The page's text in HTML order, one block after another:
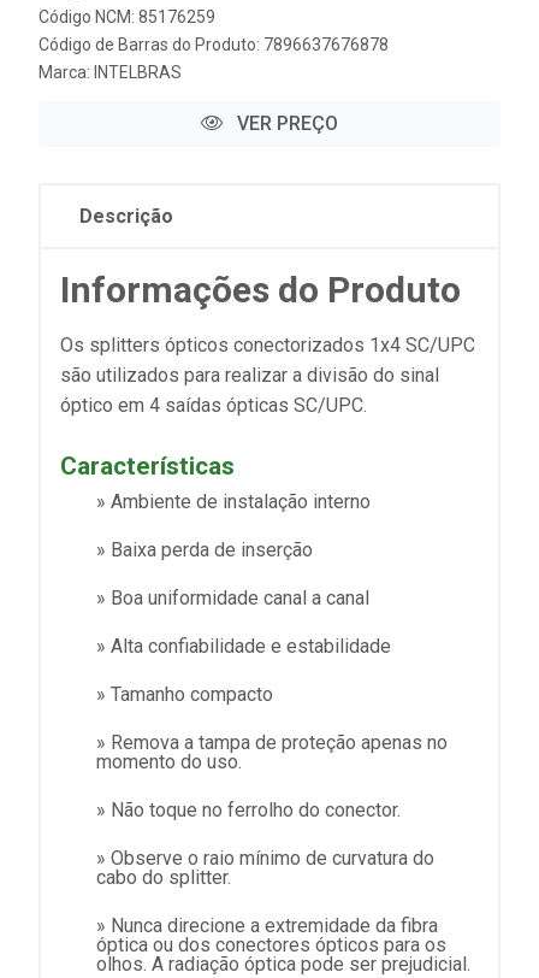
Código NCM: 85176259
Código de Barras do Produto: 7896637676878
Marca: INTELBRAS
VER PREÇO
Descrição
Informações do Produto
Os splitters ópticos conectorizados 1x4 SC/UPC
são utilizados para realizar a divisão do sinal
óptico em 4 saídas ópticas SC/UPC.
Características
» Ambiente de instalação interno
» Baixa perda de inserção
» Boa uniformidade canal a canal
» Alta confiabilidade e estabilidade
» Tamanho compacto
» Remova a tampa de proteção apenas no
momento do uso.
» Não toque no ferrolho do conector.
» Observe o raio mínimo de curvatura do
cabo do splitter.
» Nunca direcione a extremidade da fibra
óptica ou dos conectores ópticos para os
olhos. A radiação óptica pode ser prejudicial.